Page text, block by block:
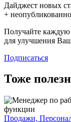
Дайджест новых
+
Получайте
для улучшения
Подписаться
Тоже
Продажи,